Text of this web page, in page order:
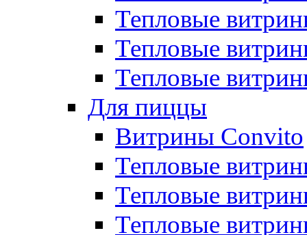
Тепловые
Тепловые
Тепловые
Для пиццы
Витрины Convito
Тепловые
Тепловые
Тепловые